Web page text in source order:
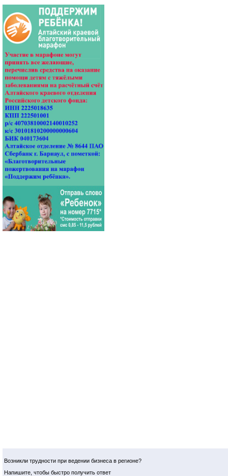
Возникли трудности при ведении бизнеса в регионе?
Напишите, чтобы быстро получить ответ